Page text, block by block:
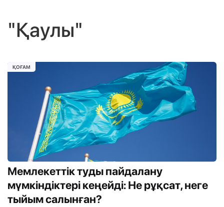
"Қаулы"
Мемлекеттік туды пайдалану
мүмкіндіктері кеңейді: Не рұқсат, неге
тыйым салынған?
ҚОҒАМ